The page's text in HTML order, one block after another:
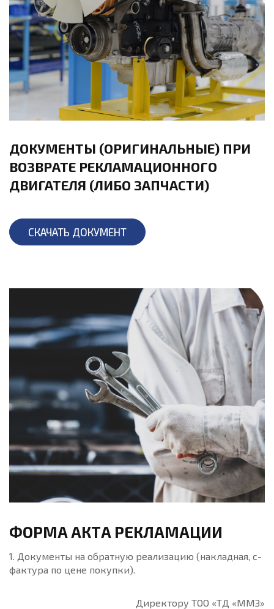
ДОКУМЕНТЫ (ОРИГИНАЛЬНЫЕ) ПРИ
ВОЗВРАТЕ РЕКЛАМАЦИОННОГО
ДВИГАТЕЛЯ (ЛИБО ЗАПЧАСТИ)
СКАЧАТЬ ДОКУМЕНТ
ФОРМА АКТА РЕКЛАМАЦИИ
1. Документы на обратную реализацию (накладная, с-
фактура по цене покупки).
Директору ТОО «ТД «ММЗ»